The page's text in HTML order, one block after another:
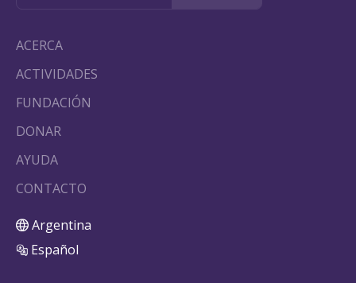
ACERCA
ACTIVIDADES
FUNDACIÓN
DONAR
AYUDA
CONTACTO
Argentina
Español